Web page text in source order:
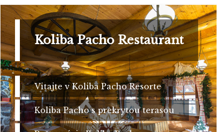
Koliba Pacho Restaurant
Vitajte v Koliba Pacho Resorte
Koliba Pacho s prekrytou terasou